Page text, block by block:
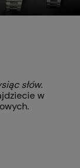
słów.
w